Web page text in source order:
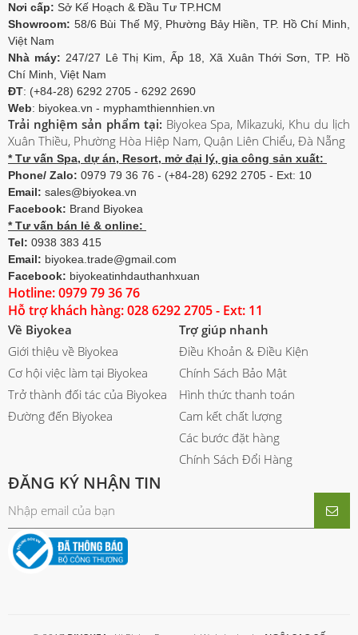
Nơi cấp: Sở Kế Hoạch & Đầu Tư TP.HCM
Showroom: 58/6 Bùi Thế Mỹ, Phường Bảy Hiền, TP. Hồ Chí Minh,
Việt Nam
Nhà máy: 247/27 Lê Thị Kim, Ấp 18, Xã Xuân Thới Sơn, TP. Hồ
Chí Minh, Việt Nam
ĐT: (+84-28) 6292 2705 - 6292 2690
Web: biyokea.vn - myphamthiennhien.vn
Trải nghiệm sản phẩm tại: Biyokea Spa, Mikazuki, Khu du lịch
Xuân Thiều, Phường Hòa Hiệp Nam, Quận Liên Chiểu, Đà Nẵng
* Tư vấn Spa, dự án, Resort, mở đại lý, gia công sản xuất:
Phone/ Zalo: 0979 79 36 76 - (+84-28) 6292 2705 - Ext: 10
Email: sales@biyokea.vn
Facebook: Brand Biyokea
* Tư vấn bán lẻ & online:
Tel: 0938 383 415
Email: biyokea.trade@gmail.com
Facebook: biyokeatinhdauthanhxuan
Hotline: 0979 79 36 76
Hỗ trợ khách hàng: 028 6292 2705 - Ext: 11
Về Biyokea
Giới thiệu về Biyokea
Cơ hội việc làm tại Biyokea
Trở thành đối tác của Biyokea
Đường đến Biyokea
Trợ giúp nhanh
Điều Khoản & Điều Kiện
Chính Sách Bảo Mật
Hình thức thanh toán
Cam kết chất lượng
Các bước đặt hàng
Chính Sách Đổi Hàng
ĐĂNG KÝ NHẬN TIN